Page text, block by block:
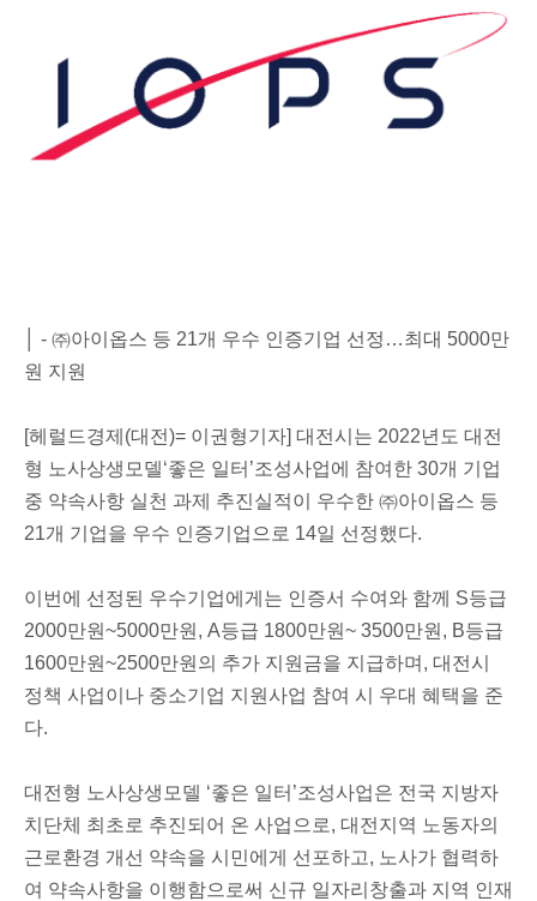
│ - ㈜아이옵스 등 21개 우수 인증기업 선정…최대 5000만
원 지원
[헤럴드경제(대전)= 이권형기자] 대전시는 2022년도 대전
형 노사상생모델‘좋은 일터’조성사업에 참여한 30개 기업
중 약속사항 실천 과제 추진실적이 우수한 ㈜아이옵스 등
21개 기업을 우수 인증기업으로 14일 선정했다.
이번에 선정된 우수기업에게는 인증서 수여와 함께 S등급
2000만원~5000만원, A등급 1800만원~ 3500만원, B등급
1600만원~2500만원의 추가 지원금을 지급하며, 대전시
정책 사업이나 중소기업 지원사업 참여 시 우대 혜택을 준
다.
대전형 노사상생모델 ‘좋은 일터’조성사업은 전국 지방자
치단체 최초로 추진되어 온 사업으로, 대전지역 노동자의
근로환경 개선 약속을 시민에게 선포하고, 노사가 협력하
여 약속사항을 이행함으로써 신규 일자리창출과 지역 인재